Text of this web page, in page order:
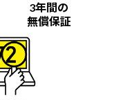
3年間の
無償保証